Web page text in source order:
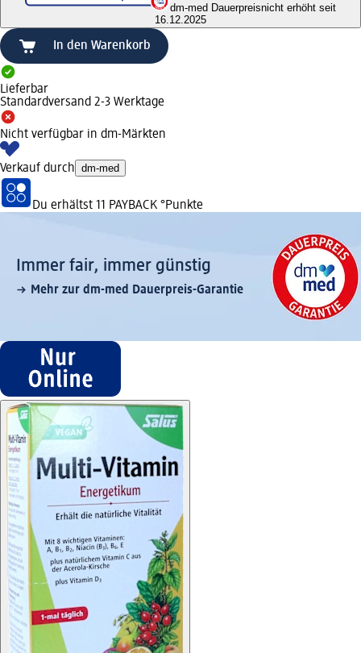
dm-med Dauerpreisnicht erhöht seit
16.12.2025
In den Warenkorb
Lieferbar
Standardversand 2-3 Werktage
Nicht verfügbar in dm-Märkten
Verkauf durch dm-med
Du erhältst 11 PAYBACK °Punkte
Immer fair,­ immer günstig
Mehr zur dm-med Dauerpreis-Garantie